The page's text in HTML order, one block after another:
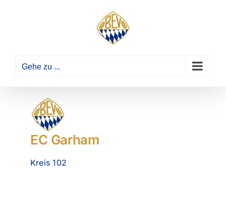
Gehe zu ...
EC Garham
Kreis 102